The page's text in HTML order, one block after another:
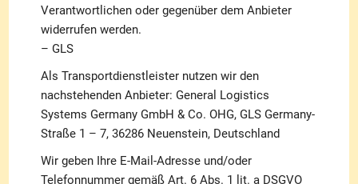
Verantwortlichen oder gegenüber dem Anbieter
widerrufen werden.
– GLS
Als Transportdienstleister nutzen wir den
nachstehenden Anbieter: General Logistics
Systems Germany GmbH & Co. OHG, GLS Germany-
Straße 1 – 7, 36286 Neuenstein, Deutschland
Wir geben Ihre E-Mail-Adresse und/oder
Telefonnummer gemäß Art. 6 Abs. 1 lit. a DSGVO